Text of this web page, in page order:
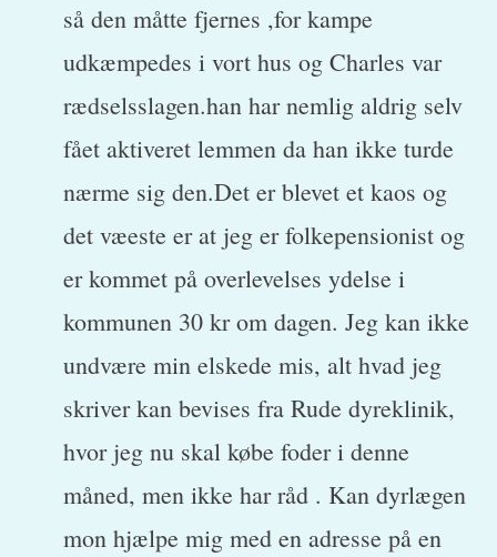
så den måtte fjernes ,for kampe
udkæmpedes i vort hus og Charles var
rædselsslagen.han har nemlig aldrig selv
fået aktiveret lemmen da han ikke turde
nærme sig den.Det er blevet et kaos og
det væeste er at jeg er folkepensionist og
er kommet på overlevelses ydelse i
kommunen 30 kr om dagen. Jeg kan ikke
undvære min elskede mis, alt hvad jeg
skriver kan bevises fra Rude dyreklinik,
hvor jeg nu skal købe foder i denne
måned, men ikke har råd . Kan dyrlægen
mon hjælpe mig med en adresse på en